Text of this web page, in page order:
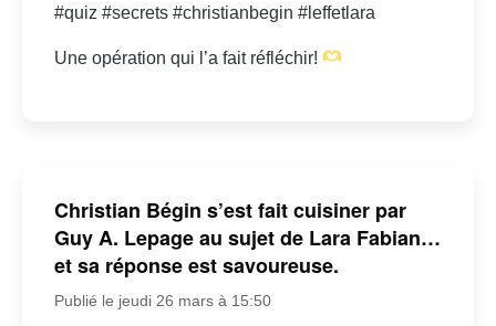
#quiz #secrets #christianbegin #leffetlara
Une opération qui l’a fait réfléchir!
Christian Bégin s’est fait cuisiner par
Guy A. Lepage au sujet de Lara Fabian…
et sa réponse est savoureuse.
Publié le jeudi 26 mars à 15:50